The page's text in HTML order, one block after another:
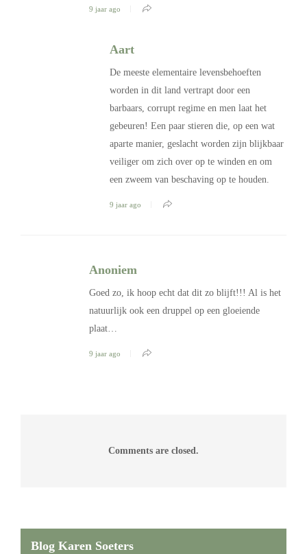
9 jaar ago
Aart
De meeste elementaire levensbehoeften
worden in dit land vertrapt door een
barbaars, corrupt regime en men laat het
gebeuren! Een paar stieren die, op een wat
aparte manier, geslacht worden zijn blijkbaar
veiliger om zich over op te winden en om
een zweem van beschaving op te houden.
9 jaar ago
Anoniem
Goed zo, ik hoop echt dat dit zo blijft!!! Al is het
natuurlijk ook een druppel op een gloeiende
plaat…
9 jaar ago
Comments are closed.
Blog Karen Soeters